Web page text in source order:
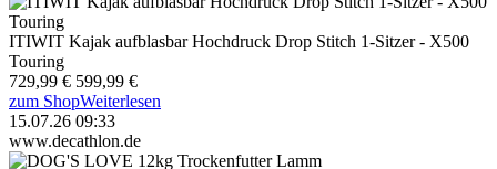
ITIWIT Kajak aufblasbar Hochdruck Drop Stitch 1-Sitzer - X500
Touring
729,99 € 599,99 €
zum ShopWeiterlesen
15.07.26 09:33
www.decathlon.de